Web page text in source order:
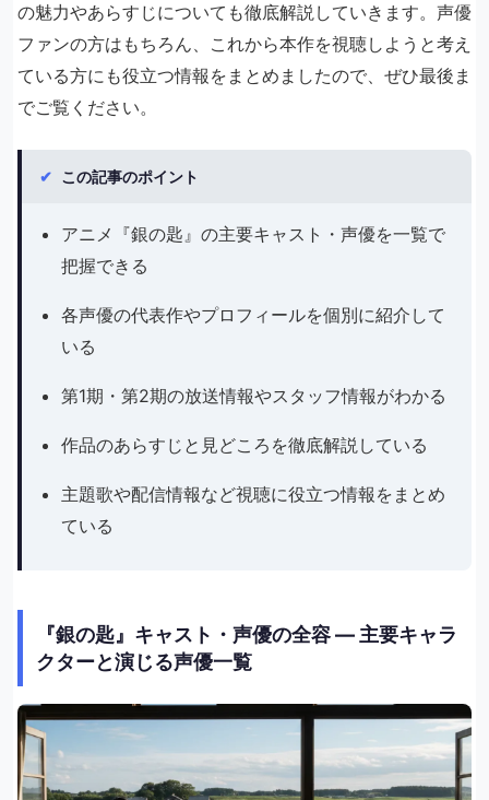
の魅力やあらすじについても徹底解説していきます。声優
ファンの方はもちろん、これから本作を視聴しようと考え
ている方にも役立つ情報をまとめましたので、ぜひ最後ま
でご覧ください。
✔ この記事のポイント
アニメ『銀の匙』の主要キャスト・声優を一覧で
把握できる
各声優の代表作やプロフィールを個別に紹介して
いる
第1期・第2期の放送情報やスタッフ情報がわかる
作品のあらすじと見どころを徹底解説している
主題歌や配信情報など視聴に役立つ情報をまとめ
ている
『銀の匙』キャスト・声優の全容 ― 主要キャラ
クターと演じる声優一覧